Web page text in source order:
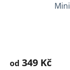
od 349 Kč